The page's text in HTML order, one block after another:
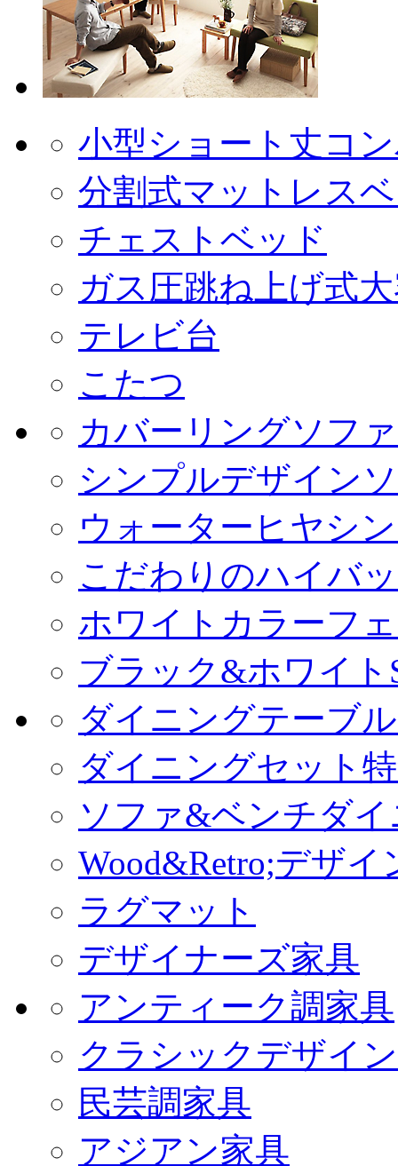
小型ショート丈コ
分割式マットレス
チェストベッド
ガス圧跳ね上げ式
テレビ台
こたつ
カバーリングソフ
シンプルデザイン
ウォーターヒヤシ
こだわりのハイバ
ホワイトカラーフ
ブラック&ホワイト
ダイニングテーブ
ダイニングセット
ソファ&ベンチダ
Wood&Retro;デザ
ラグマット
デザイナーズ家具
アンティーク調家具
クラシックデザイ
民芸調家具
アジアン家具